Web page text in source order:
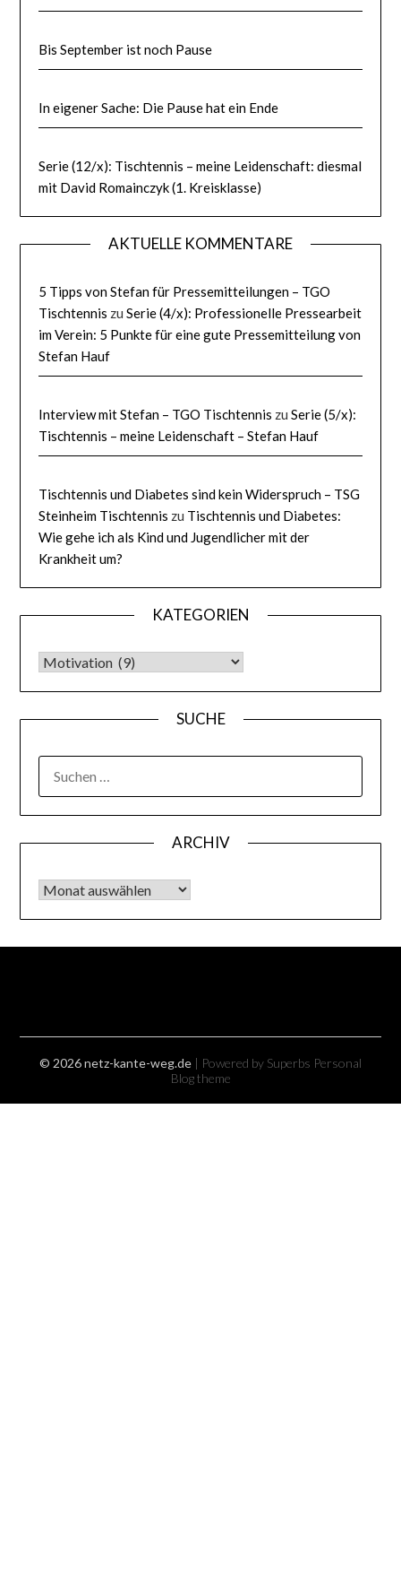
Bis September ist noch Pause
In eigener Sache: Die Pause hat ein Ende
Serie (12/x): Tischtennis – meine Leidenschaft: diesmal
mit David Romainczyk (1. Kreisklasse)
AKTUELLE KOMMENTARE
5 Tipps von Stefan für Pressemitteilungen – TGO
Tischtennis zuSerie (4/x): Professionelle Pressearbeit
im Verein: 5 Punkte für eine gute Pressemitteilung von
Stefan Hauf
Interview mit Stefan – TGO Tischtennis zuSerie (5/x):
Tischtennis – meine Leidenschaft – Stefan Hauf
Tischtennis und Diabetes sind kein Widerspruch – TSG
Steinheim Tischtennis zu Tischtennis und Diabetes:
Wie gehe ich als Kind und Jugendlicher mit der
Krankheit um?
KATEGORIEN
KATEGORIEN
SUCHE
NACH:
ARCHIV
Archiv
© 2026 netz-kante-weg.de | Powered by Superbs Personal
Blog theme